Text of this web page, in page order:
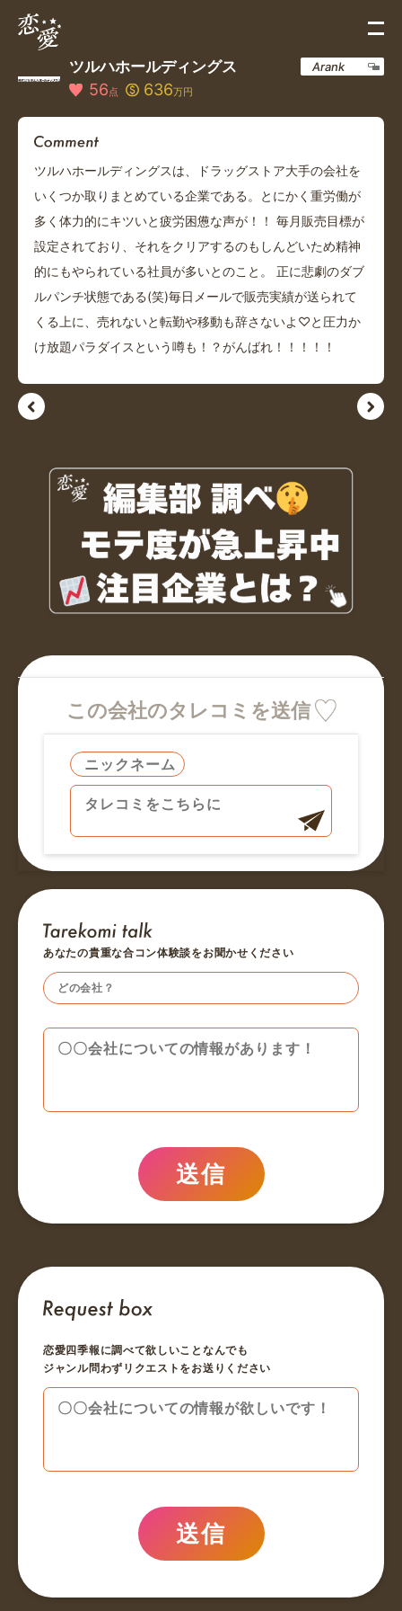
ツルハホールディングス
56点 636万円
Arank
ツルハホールディングスは、ドラッグストア大手の会社を
いくつか取りまとめている企業である。とにかく重労働が
多く体力的にキツいと疲労困憊な声が！！ 毎月販売目標が
設定されており、それをクリアするのもしんどいため精神
的にもやられている社員が多いとのこと。 正に悲劇のダブ
ルパンチ状態である(笑)毎日メールで販売実績が送られて
くる上に、売れないと転勤や移動も辞さないよ♡と圧力か
け放題パラダイスという噂も！？がんばれ！！！！！
この会社のタレコミを送信
あなたの貴重な合コン体験談をお聞かせください
送信
恋愛四季報に調べて欲しいことなんでも
ジャンル問わずリクエストをお送りください
送信